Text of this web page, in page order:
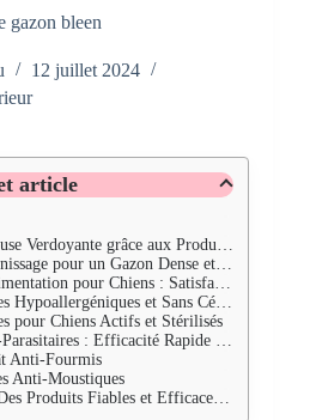
gazon bleen
12 juillet 2024
article
Verdoyante grâce aux Produits Bleen
pour un Gazon Dense et Vert
pour Chiens : Satisfaction des Clients
Hypoallergéniques et Sans Céréales
pour Chiens Actifs et Stérilisés
: Efficacité Rapide et Durable
Anti-Fourmis
Anti-Moustiques
Fiables et Efficaces pour le Jardin et les Animaux